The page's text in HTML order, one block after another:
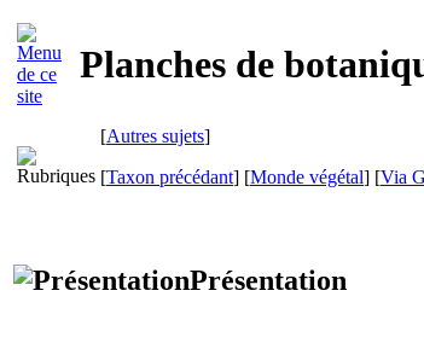
Planches de
[Autres sujets]
[Taxon précédant] [Monde végétal] [Via
Présentation